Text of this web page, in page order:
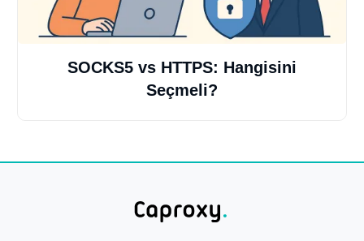
SOCKS5 vs HTTPS: Hangisini
Seçmeli?